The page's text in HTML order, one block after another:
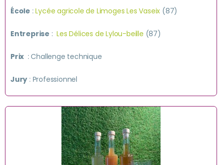
École :Lycée agricole de Limoges Les Vaseix (87)
Entreprise :Les Délices de Lylou-beille (87)
Prix : Challenge technique
Jury : Professionnel